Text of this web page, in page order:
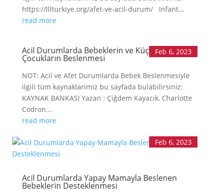
https://lllturkiye.org/afet-ve-acil-durum/ Infant...
read more
Acil Durumlarda Bebeklerin ve Küçük
Çocukların Beslenmesi
Feb 6, 2023
NOT: Acil ve Afet Durumlarda Bebek Beslenmesiyle
ilgili tüm kaynaklarimiz bu sayfada bulabilirsiniz:
KAYNAK BANKASI Yazan : Çiğdem Kayacık, Charlotte
Codron...
read more
Acil Durumlarda Yapay Mamayla Beslenen
Bebeklerin Desteklenmesi
Feb 6, 2023